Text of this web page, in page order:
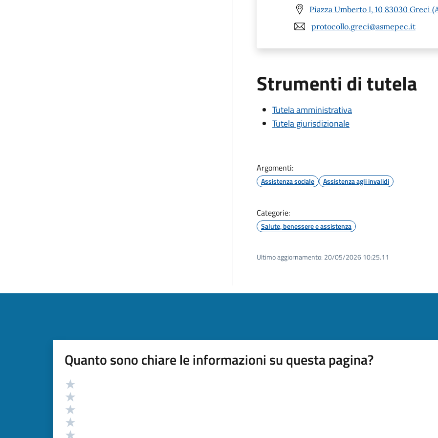
Piazza Umberto I, 10 83030 Greci
protocollo.greci@asmepec.it
Strumenti di tutela
Tutela amministrativa
Tutela giurisdizionale
Argomenti:
Assistenza sociale Assistenza agli invalidi
Categorie:
Salute, benessere e assistenza
Ultimo aggiornamento: 20/05/2026 10:25.11
Quanto sono chiare le informazioni su questa pagina?
Valutazione